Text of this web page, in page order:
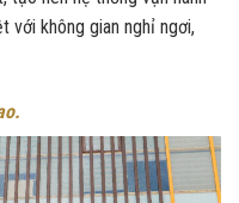
với không gian nghỉ ngơi,